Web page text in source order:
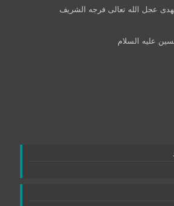
عجل الله تعالی فرجه الشریف
علیه السلام